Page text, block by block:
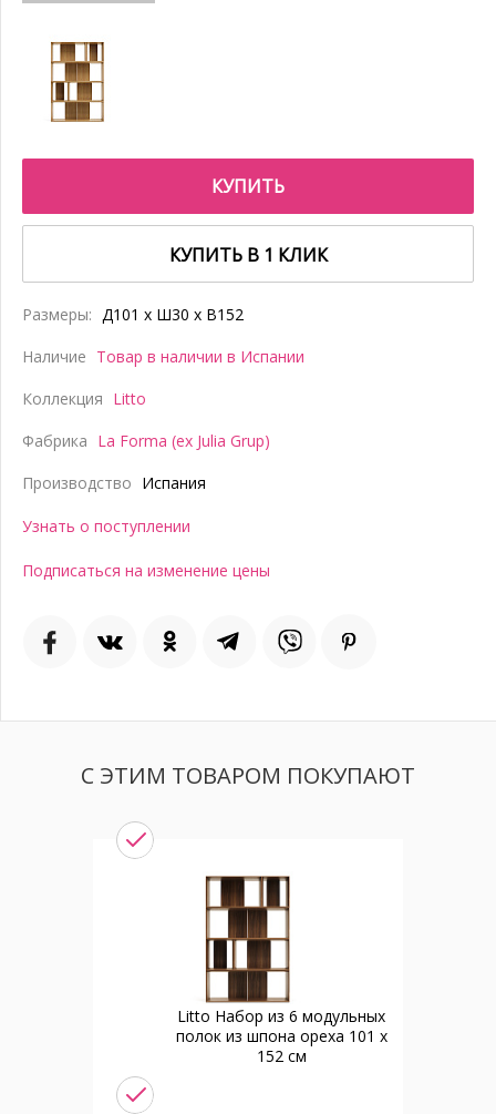
КУПИТЬ
КУПИТЬ В 1 КЛИК
Размеры: Д101 x Ш30 x В152
Наличие Товар в наличии в Испании
Коллекция Litto
Фабрика La Forma (ex Julia Grup)
Производство Испания
Узнать о поступлении
Подписаться на изменение цены
С ЭТИМ ТОВАРОМ ПОКУПАЮТ
Litto Набор из 6 модульных
полок из шпона ореха 101 x
152 см